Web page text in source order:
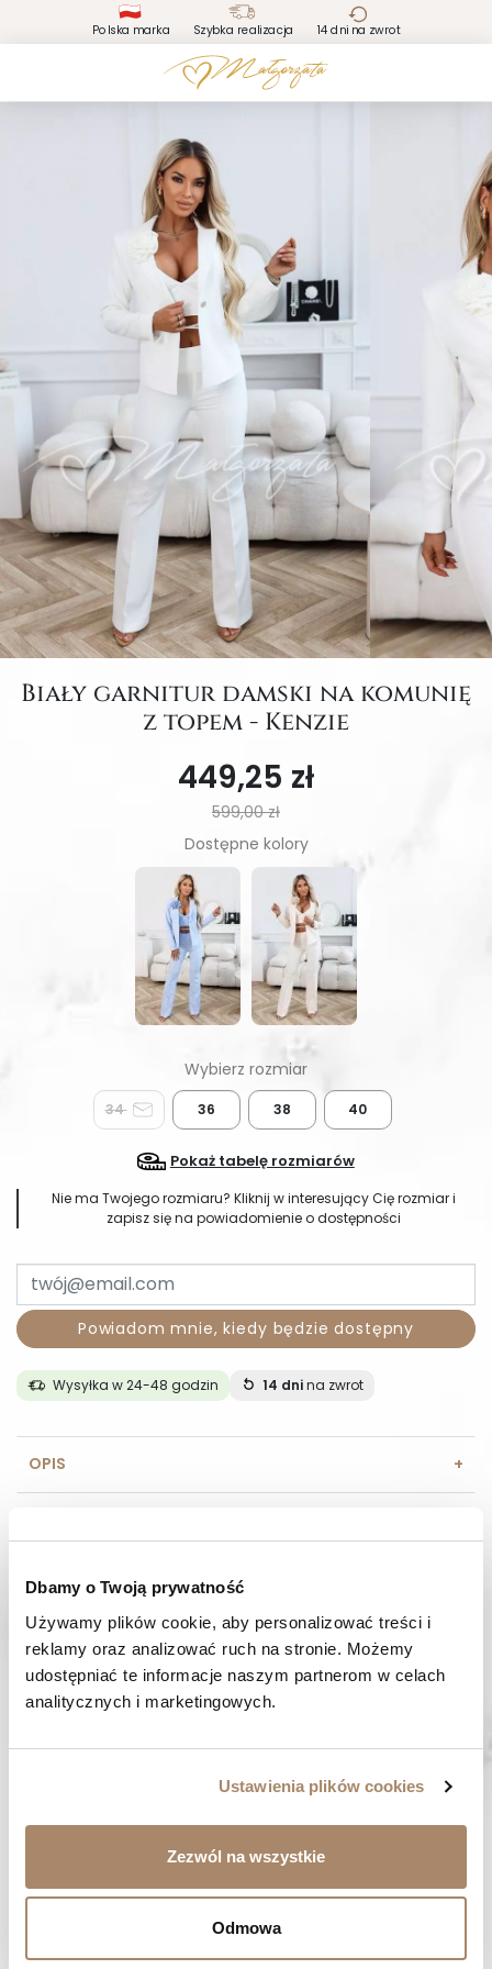
Dbamy o Twoją prywatność
Używamy plików cookie, aby personalizować treści i
reklamy oraz analizować ruch na stronie. Możemy
udostępniać te informacje naszym partnerom w celach
analitycznych i marketingowych.
Ustawienia plików cookies
Zezwól na wszystkie
Odmowa
Polska marka Szybka realizacja 14 dni na zwrot
Biały garnitur damski na komunię
z topem - Kenzie
449,25 zł
599,00 zł
Dostępne kolory
34 36 38 40
Pokaż tabelę rozmiarów
Nie ma Twojego rozmiaru? Kliknij w interesujący Cię rozmiar i
zapisz się na powiadomienie o dostępności
Powiadom mnie, kiedy będzie dostępny
Wysyłka w 24-48 godzin 14 dnina zwrot
OPIS
OPINIE (0)
MASZ PYTANIE? Zadzwoń do nas :
ZAKUPY BEZ RYZYKA
Masz prawo do 14 dni na zwrot towaru